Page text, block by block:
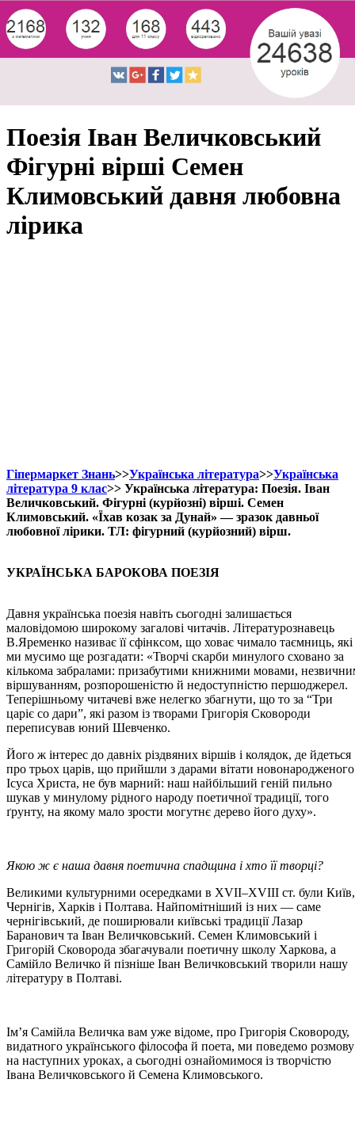
Поезія Іван Величковський
Фігурні вірші Семен
Климовський давня любовна
лірика
Гіпермаркет Знань>>Українська література>>Українська
література 9 клас>> Українська література: Поезія. Іван
Величковський. Фігурні (курйозні) вірші. Семен
Климовський. «Їхав козак за Дунай» — зразок давньої
любовної лірики. ТЛ: фігурний (курйозний) вірш.
УКРАЇНСЬКА БАРОКОВА ПОЕЗІЯ
Давня українська поезія навіть сьогодні залишається
маловідомою широкому загалові читачів. Літературознавець
В.Яременко називає її сфінксом, що ховає чимало таємниць, які
ми мусимо ще розгадати: «Творчі скарби минулого сховано за
кількома забралами: призабутими книжними мовами,
віршуванням, розпорошеністю й недоступністю першоджерел.
Теперішньому читачеві вже нелегко збагнути, що то за “Три
царіє со дари”, які разом із творами Григорія Сковороди
переписував юний Шевченко.
Його ж інтерес до давніх різдвяних віршів і колядок, де йдеться
про трьох царів, що прийшли з дарами вітати новонародженого
Ісуса Христа, не був марний: наш найбільший геній пильно
шукав у минулому рідного народу поетичної традиції, того
ґрунту, на якому мало зрости могутнє дерево його духу».
Якою ж є наша давня поетична спадщина і хто її творці?
Великими культурними осередками в ХVІІ–ХVІІІ ст. були Київ,
Чернігів, Харків і Полтава. Найпомітніший із них — саме
чернігівський, де поширювали київські традиції Лазар
Баранович та Іван Величковський. Семен Климовський і
Григорій Сковорода збагачували поетичну школу Харкова, а
Самійло Величко й пізніше Іван Величковський творили нашу
літературу в Полтаві.
Ім’я Самійла Величка вам уже відоме, про Григорія Сковороду,
видатного українського філософа й поета, ми поведемо розмову
на наступних уроках, а сьогодні ознайомимося із творчістю
Івана Величковського й Семена Климовського.